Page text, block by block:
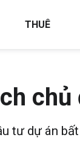
THUÊ
tư dự án